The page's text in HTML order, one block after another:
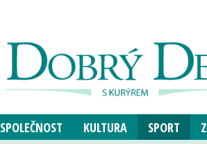
SPOLEČNOST KULTURA SPORT